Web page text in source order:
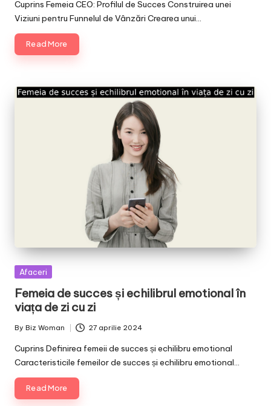
Cuprins Femeia CEO: Profilul de Succes Construirea unei
Viziuni pentru Funnelul de Vânzări Crearea unui…
Read More
Posted
Afaceri
Femeia de succes și echilibrul emotional în
viața de zi cu zi
Posted
by
By Biz Woman 27 aprilie 2024
Cuprins Definirea femeii de succes și echilibru emotional
Caracteristicile femeilor de succes și echilibru emotional…
Read More